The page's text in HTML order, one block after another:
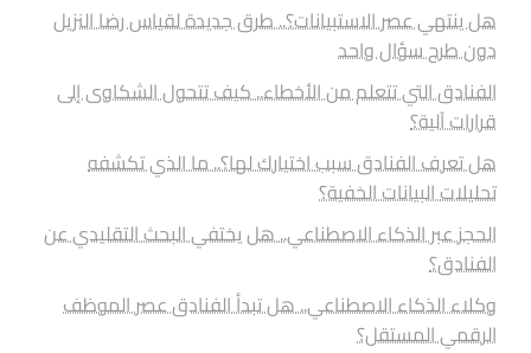
هل ينتهي عصر الاستبيانات؟.. طرق جديدة لقياس رضا النزيل
دون طرح سؤال واحد
الفنادق التي تتعلم من الأخطاء.. كيف تتحول الشكاوى إلى
قرارات آلية؟
هل تعرف الفنادق سبب اختيارك لها؟.. ما الذي تكشفه
تحليلات البيانات الخفية؟
الحجز عبر الذكاء الاصطناعي.. هل يختفي البحث التقليدي عن
الفنادق؟
وكلاء الذكاء الاصطناعي.. هل تبدأ الفنادق عصر الموظف
الرقمي المستقل؟